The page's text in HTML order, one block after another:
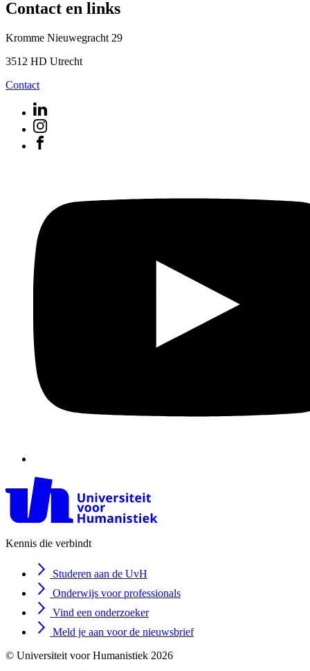
Contact en links
Kromme Nieuwegracht 29
3512 HD Utrecht
Contact
Kennis die verbindt
Studeren aan de UvH
Onderwijs voor professionals
Vind een onderzoeker
Meld je aan voor de nieuwsbrief
© Universiteit voor Humanistiek 2026